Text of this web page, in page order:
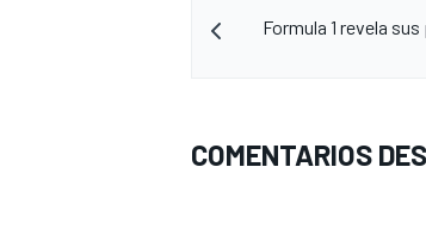
Formula 1 revela
COMENTARIOS